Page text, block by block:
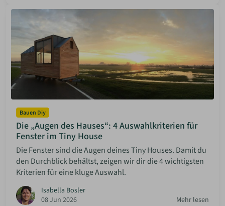
Bauen Diy
Die „Augen des Hauses“: 4 Auswahlkriterien für
Fenster im Tiny House
Die Fenster sind die Augen deines Tiny Houses. Damit du
den Durchblick behältst, zeigen wir dir die 4 wichtigsten
Kriterien für eine kluge Auswahl.
Isabella Bosler
08 Jun 2026
Mehr lesen